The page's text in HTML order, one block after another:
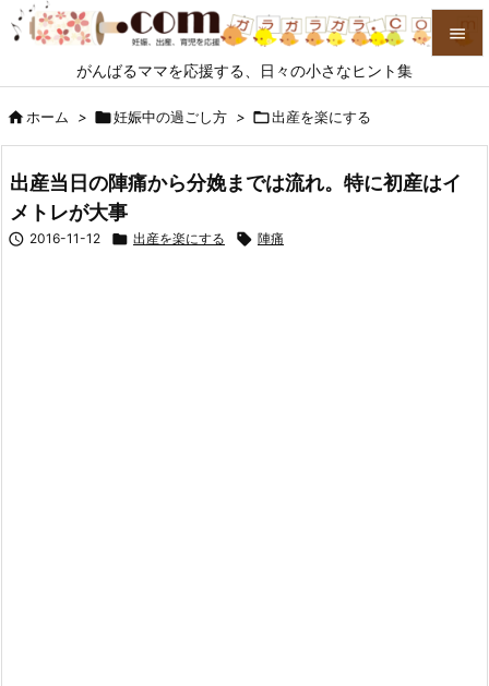
がんばるママを応援する、日々の小さなヒント集


ホーム > 妊娠中の過ごし方 > 出産を楽にする
出産当日の陣痛から分娩までは流れ。特に初産はイ
メトレが大事
 2016-11-12  出産を楽にする  陣痛